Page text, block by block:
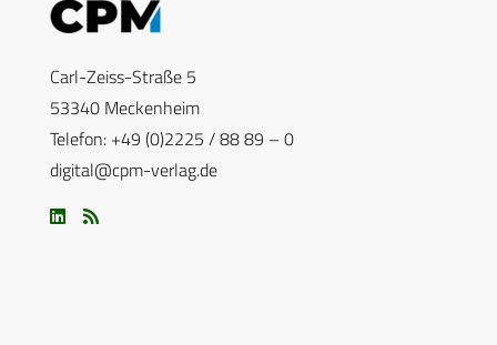
Carl-Zeiss-Straße 5
53340 Meckenheim
Telefon: +49 (0)2225 / 88 89 – 0
digital@cpm-verlag.de